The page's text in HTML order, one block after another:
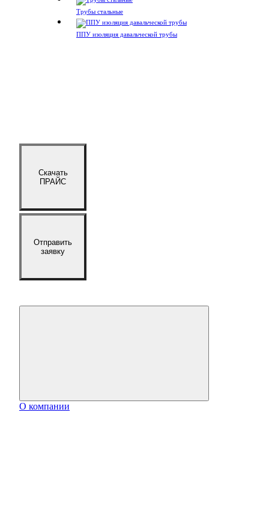
Трубы стальные
ППУ изоляция давальческой трубы
Скачать
ПРАЙС
Отправить
заявку
О компании